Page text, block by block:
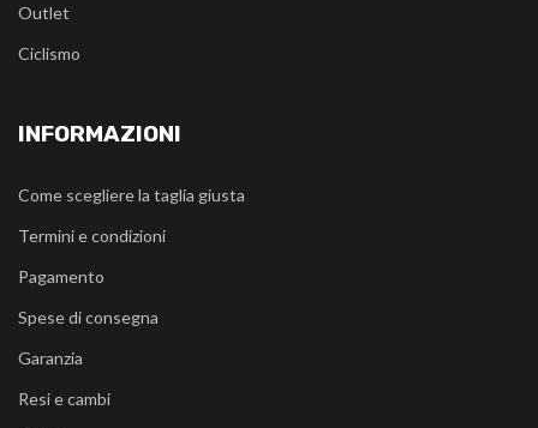
Outlet
Ciclismo
INFORMAZIONI
Come scegliere la taglia giusta
Termini e condizioni
Pagamento
Spese di consegna
Garanzia
Resi e cambi